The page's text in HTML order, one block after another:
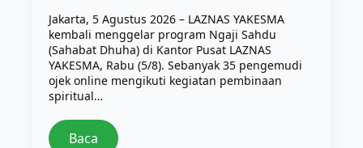
Jakarta, 5 Agustus 2026 – LAZNAS YAKESMA
kembali menggelar program Ngaji Sahdu
(Sahabat Dhuha) di Kantor Pusat LAZNAS
YAKESMA, Rabu (5/8). Sebanyak 35 pengemudi
ojek online mengikuti kegiatan pembinaan
spiritual…
Baca